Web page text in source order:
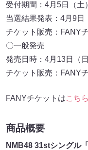
受付期間：4月5日（土
当選結果発表：4月9日
チケット販売：FANY
〇一般発売
発売日時：4月13日（
チケット販売：FANY
FANYチケットはこちら
商品概要
NMB48 31stシングル